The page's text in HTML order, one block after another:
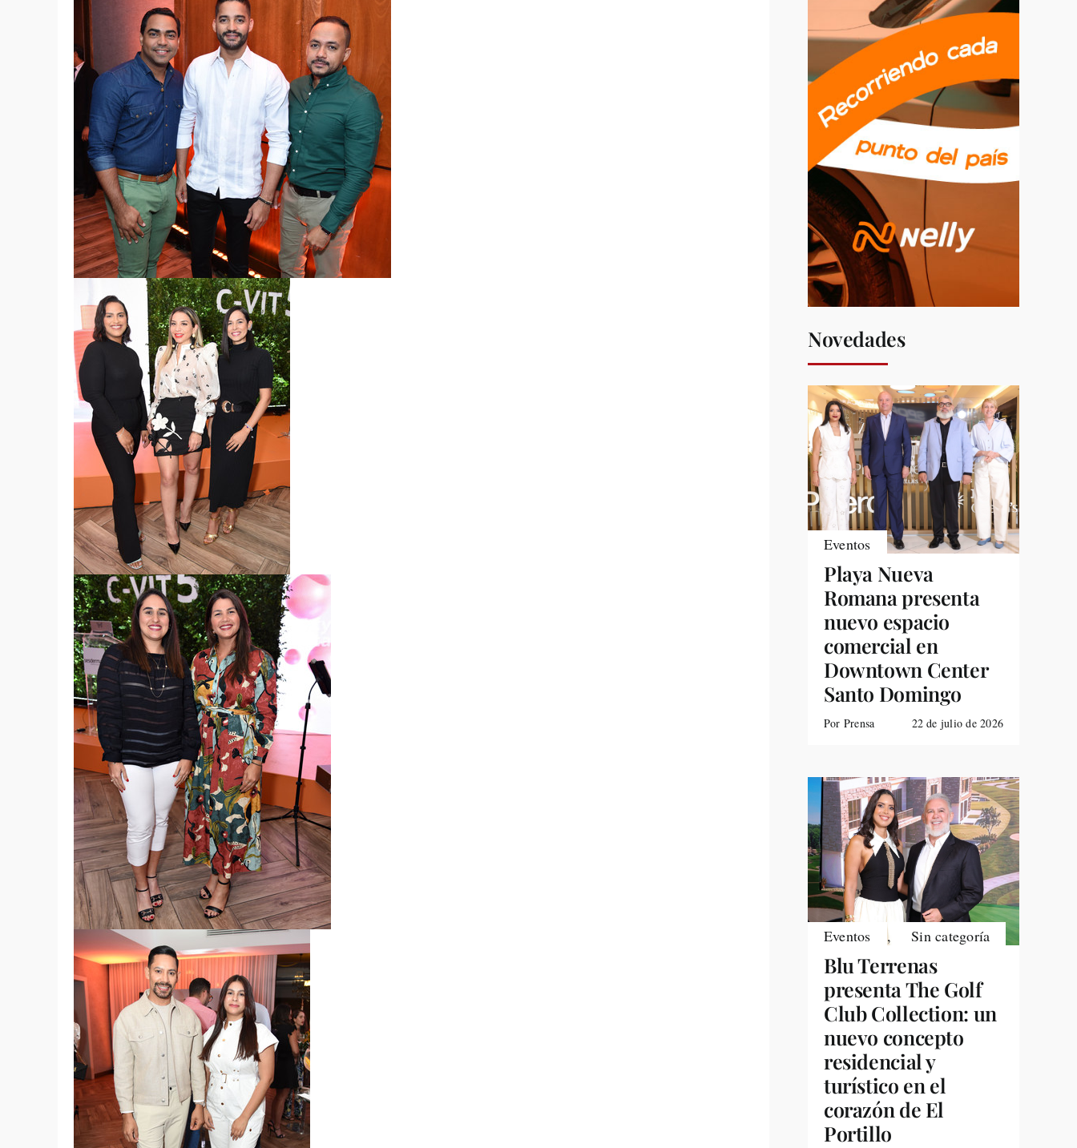
Novedades
Eventos
Playa Nueva
Romana presenta
nuevo espacio
comercial en
Downtown Center
Santo Domingo
Por Prensa 22 de julio de 2026
Eventos , Sin categoría
Blu Terrenas
presenta The Golf
Club Collection: un
nuevo concepto
residencial y
turístico en el
corazón de El
Portillo